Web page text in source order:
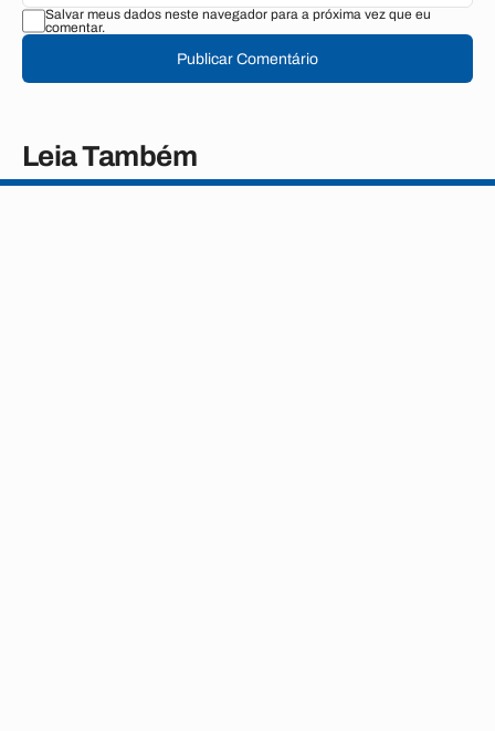
Salvar meus dados neste navegador para a próxima vez que eu
comentar.
Publicar Comentário
Leia Também